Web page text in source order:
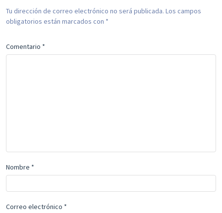
Tu dirección de correo electrónico no será publicada. Los campos
obligatorios están marcados con *
Comentario *
Nombre *
Correo electrónico *